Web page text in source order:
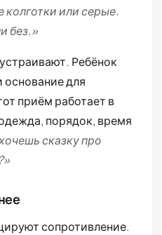
или серые.
без.»
Ребёнок
основание для
приём работает в
порядок, время
сказку про
сопротивление.